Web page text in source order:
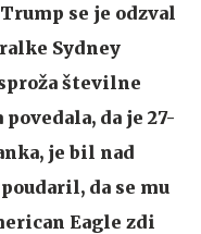
se je odzval
Sydney
številne
da je 27-
je bil nad
da se mu
Eagle zdi